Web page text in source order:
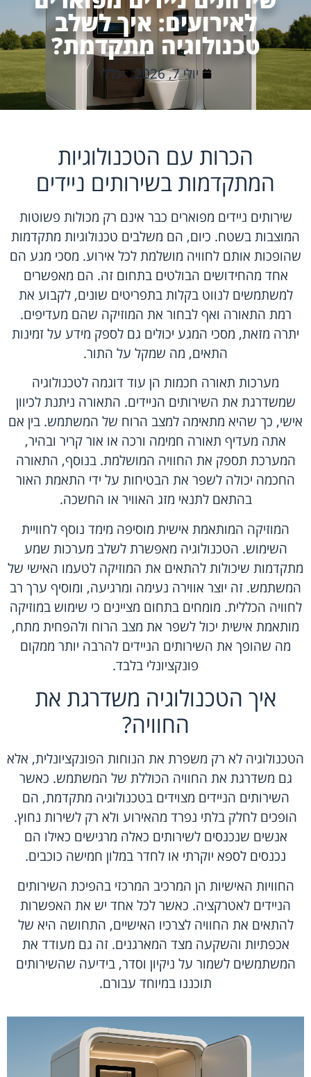
לאירועים: איך לשלב
טכנולוגיה מתקדמת?
יולי 7, 2026 כללי
הכרות עם הטכנולוגיות
המתקדמות בשירותים ניידים
שירותים ניידים מפוארים כבר אינם רק מכולות פשוטות
המוצבות בשטח. כיום, הם משלבים טכנולוגיות מתקדמות
שהופכות אותם לחוויה מושלמת לכל אירוע. מסכי מגע הם
אחד מהחידושים הבולטים בתחום זה. הם מאפשרים
למשתמשים לנווט בקלות בתפריטים שונים, לקבוע את
רמת התאורה ואף לבחור את המוזיקה שהם מעדיפים.
יתרה מזאת, מסכי המגע יכולים גם לספק מידע על זמינות
התאים, מה שמקל על התור.
מערכות תאורה חכמות הן עוד דוגמה לטכנולוגיה
שמשדרגת את השירותים הניידים. התאורה ניתנת לכיוון
אישי, כך שהיא מתאימה למצב הרוח של המשתמש. בין אם
אתה מעדיף תאורה חמימה ורכה או אור קריר ובהיר,
המערכת תספק את החוויה המושלמת. בנוסף, התאורה
החכמה יכולה לשפר את הבטיחות על ידי התאמת האור
בהתאם לתנאי מזג האוויר או החשכה.
המוזיקה המותאמת אישית מוסיפה מימד נוסף לחוויית
השימוש. הטכנולוגיה מאפשרת לשלב מערכות שמע
מתקדמות שיכולות להתאים את המוזיקה לטעמו האישי של
המשתמש. זה יוצר אווירה נעימה ומרגיעה, ומוסיף ערך רב
לחוויה הכללית. מומחים בתחום מציינים כי שימוש במוזיקה
מותאמת אישית יכול לשפר את מצב הרוח ולהפחית מתח,
מה שהופך את השירותים הניידים להרבה יותר ממקום
פונקציונלי בלבד.
איך הטכנולוגיה משדרגת את
החוויה?
הטכנולוגיה לא רק משפרת את הנוחות הפונקציונלית, אלא
גם משדרגת את החוויה הכוללת של המשתמש. כאשר
השירותים הניידים מצוידים בטכנולוגיה מתקדמת, הם
הופכים לחלק בלתי נפרד מהאירוע ולא רק לשירות נחוץ.
אנשים שנכנסים לשירותים כאלה מרגישים כאילו הם
נכנסים לספא יוקרתי או לחדר במלון חמישה כוכבים.
החוויות האישיות הן המרכיב המרכזי בהפיכת השירותים
הניידים לאטרקציה. כאשר לכל אחד יש את האפשרות
להתאים את החוויה לצרכיו האישיים, התחושה היא של
אכפתיות והשקעה מצד המארגנים. זה גם מעודד את
המשתמשים לשמור על ניקיון וסדר, בידיעה שהשירותים
תוכננו במיוחד עבורם.